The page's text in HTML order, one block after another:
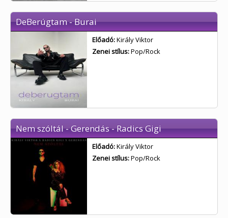
DeBerúgtam - Burai
Előadó:Király Viktor
Zenei stílus:Pop/Rock
Nem szóltál - Gerendás - Radics Gigi
Előadó:Király Viktor
Zenei stílus:Pop/Rock